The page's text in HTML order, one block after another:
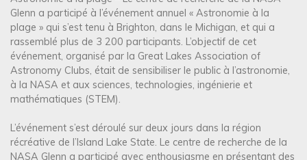
Glenn a participé à l’événement annuel « Astronomie à la
plage » qui s’est tenu à Brighton, dans le Michigan, et qui a
rassemblé plus de 3 200 participants. L’objectif de cet
événement, organisé par la Great Lakes Association of
Astronomy Clubs, était de sensibiliser le public à l’astronomie,
à la NASA et aux sciences, technologies, ingénierie et
mathématiques (STEM).
L’événement s’est déroulé sur deux jours dans la région
récréative de l’Island Lake State. Le centre de recherche de la
NASA Glenn a participé avec enthousiasme en présentant des